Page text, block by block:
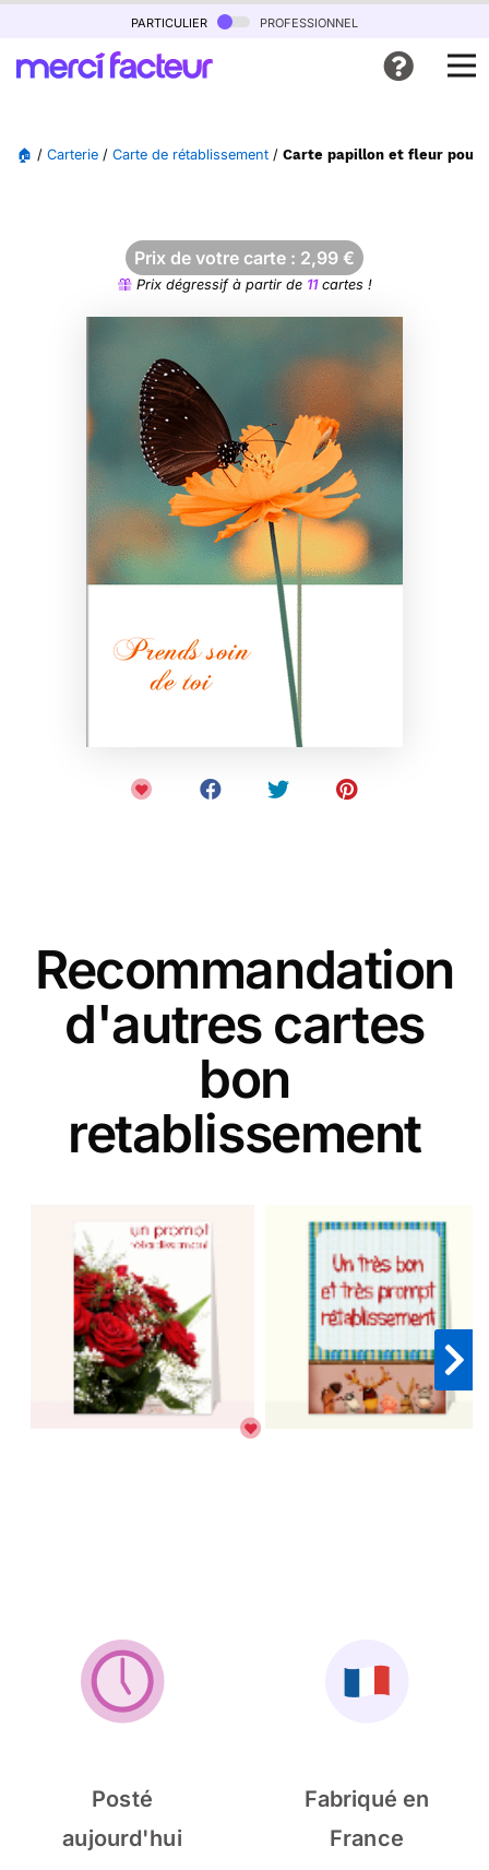
particulier professionnel
🏠 / Carterie / Carte de rétablissement / Carte papillon et fleur pour
Prix de votre carte : 2,99 €
Prix dégressif à partir de 11cartes !
Recommandation
d'autres cartes
bon
retablissement
Posté
aujourd'hui
Fabriqué en
France